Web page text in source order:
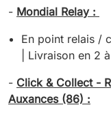
- Mondial Relay :
En point relais /
| Livraison en 2
- Click & Collect -
Auxances (86) :